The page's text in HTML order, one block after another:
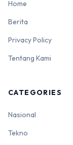
Home
Berita
Privacy Policy
Tentang Kami
CATEGORIES
Nasional
Tekno